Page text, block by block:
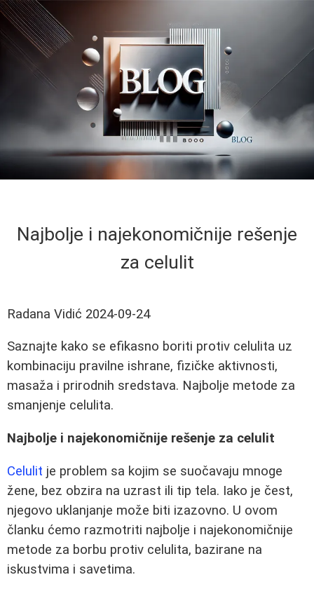
Najbolje i najekonomičnije rešenje
za celulit
Radana Vidić 2024-09-24
Saznajte kako se efikasno boriti protiv celulita uz
kombinaciju pravilne ishrane, fizičke aktivnosti,
masaža i prirodnih sredstava. Najbolje metode za
smanjenje celulita.
Najbolje i najekonomičnije rešenje za celulit
Celulit je problem sa kojim se suočavaju mnoge
žene, bez obzira na uzrast ili tip tela. Iako je čest,
njegovo uklanjanje može biti izazovno. U ovom
članku ćemo razmotriti najbolje i najekonomičnije
metode za borbu protiv celulita, bazirane na
iskustvima i savetima.